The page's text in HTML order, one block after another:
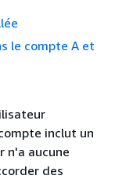
le compte A et
inclut un
n'a aucune
des